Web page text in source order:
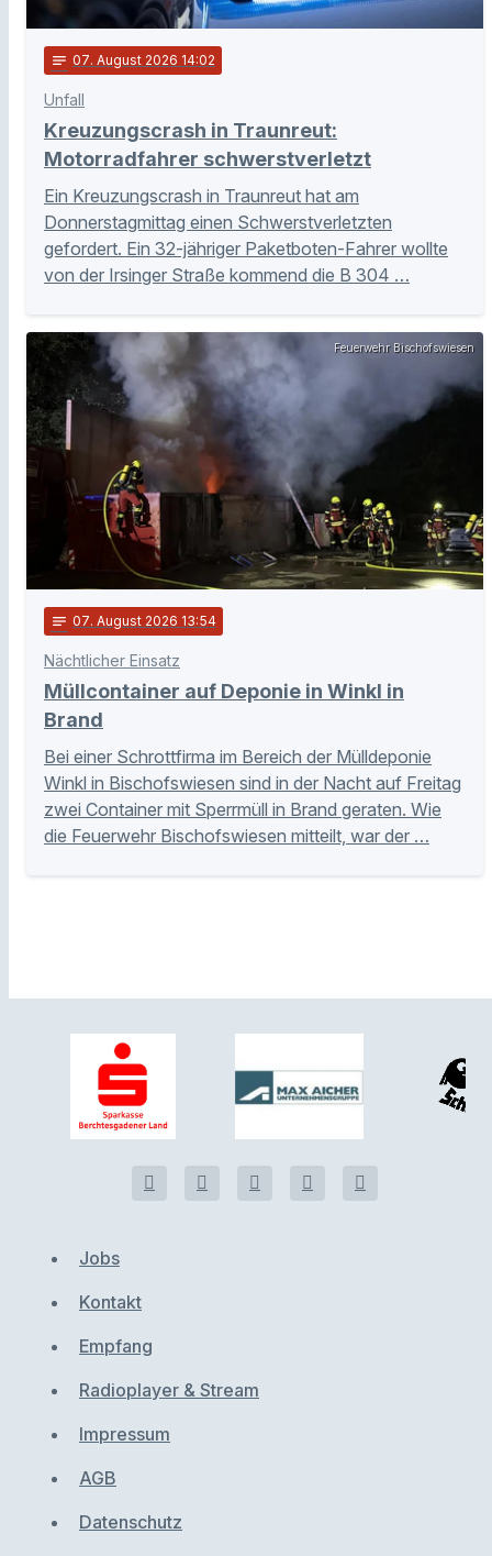
notes 07. August 2026 14:02
Unfall
Kreuzungscrash in Traunreut:
Motorradfahrer schwerstverletzt
Ein Kreuzungscrash in Traunreut hat am
Donnerstagmittag einen Schwerstverletzten
gefordert. Ein 32-jähriger Paketboten-Fahrer wollte
von der Irsinger Straße kommend die B 304 …
Feuerwehr Bischofswiesen
notes 07. August 2026 13:54
Nächtlicher Einsatz
Müllcontainer auf Deponie in Winkl in
Brand
Bei einer Schrottfirma im Bereich der Mülldeponie
Winkl in Bischofswiesen sind in der Nacht auf Freitag
zwei Container mit Sperrmüll in Brand geraten. Wie
die Feuerwehr Bischofswiesen mitteilt, war der …
Jobs
Kontakt
Empfang
Radioplayer & Stream
Impressum
AGB
Datenschutz